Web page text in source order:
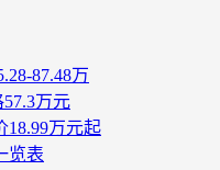
87.48万
万元
18.99万元起
览表